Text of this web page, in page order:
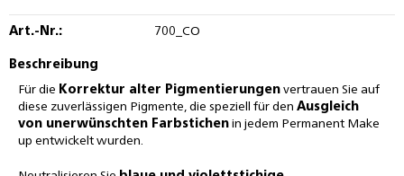
Art.-Nr.: 700_CO
Beschreibung
Für die Korrektur alter Pigmentierungen vertrauen Sie auf
diese zuverlässigen Pigmente, die speziell für den Ausgleich
von unerwünschten Farbstichen in jedem Permanent Make
up entwickelt wurden.